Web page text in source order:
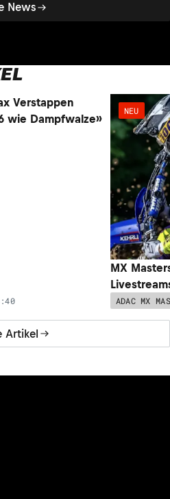
News
Artikel
Verstappen
wie Dampfwalze»
NEU
MX
ADAC MX